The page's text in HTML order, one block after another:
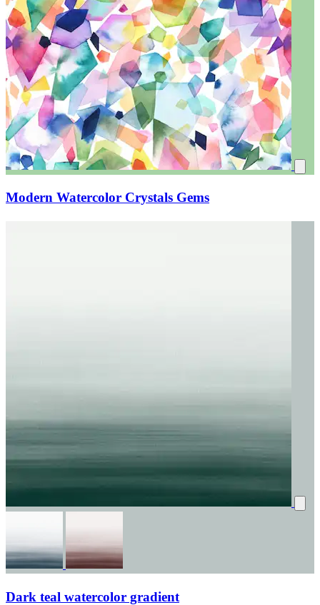
Modern Watercolor Crystals Gems
Dark teal watercolor gradient